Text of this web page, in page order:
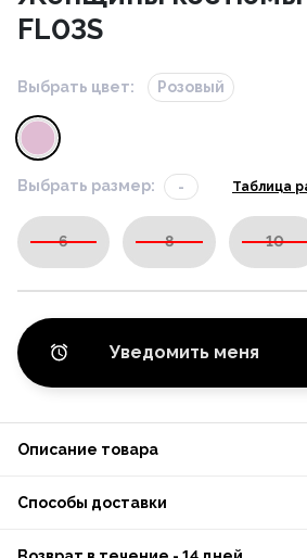
FL03S
Выбрать цвет: Розовый
Выбрать размер: - Таблица
6 8 10
Уведомить меня
Описание товара
Способы доставки